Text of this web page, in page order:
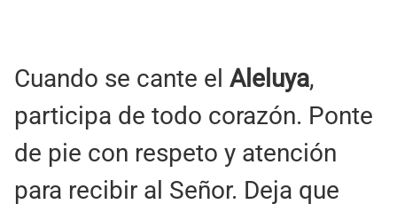
Cuando se cante el Aleluya,
participa de todo corazón. Ponte
de pie con respeto y atención
para recibir al Señor. Deja que